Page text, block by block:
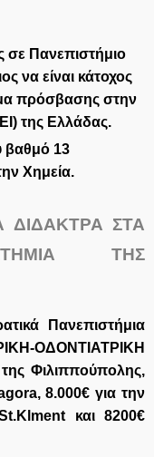
Πανεπιστήμιο
να είναι κάτοχος
πρόσβασης στην
της Ελλάδας.
βαθμό 13
Χημεία.
ΔΙΔΑΚΤΡΑ ΣΤΑ
ΤΗΣ
Πανεπιστήμια
ΟΔΟΝΤΙΑΤΡΙΚΗ
Φιλιππούπολης,
8.000€ για την
.Klment
και 8200€